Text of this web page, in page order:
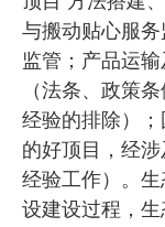
与搬动贴心服
监管；产品运
（法条、政策
经验的排除）
的好顶目，经
经验工作）。
设建设过程，